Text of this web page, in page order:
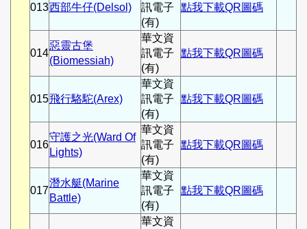
013西部牛仔(Delsol)
訊電子
(有)
點我下載QR圖碼
014
惡靈古堡
(Biomessiah)
華文資
訊電子
(有)
點我下載QR圖碼
015飛行駱駝(Arex)
華文資
訊電子
(有)
點我下載QR圖碼
016
守護之光(Ward Of
Lights)
華文資
訊電子
(有)
點我下載QR圖碼
017
潛水艇(Marine
Battle)
華文資
訊電子
(有)
點我下載QR圖碼
華文資